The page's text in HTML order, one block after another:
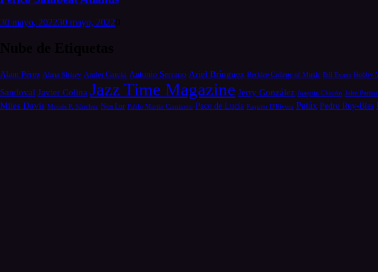
30 mayo, 202230 mayo, 2022
Alain Pérez Alana Sinkey Ander García Antonio Serrano Ariel Brínguez Berklee College of Music Bill Evans Bobby
Sandoval Javier Colina Jazz Time Magazine Jerry González Joaquin Chacón John
Miles Davis Moisés P. Sánchez Noa Lur Pablo Martín Caminero Paco de Lucía Paquito D'Rivera Patáx Pedro Ruy-Blas